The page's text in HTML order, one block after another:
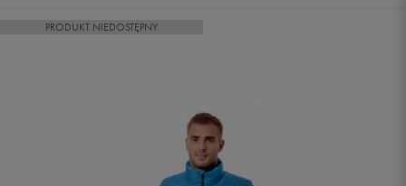
PRODUKT NIEDOSTĘPNY